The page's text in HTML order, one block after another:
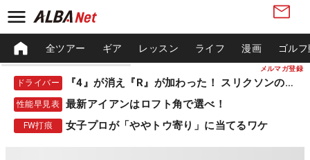
メルマガ登録
全ツアー ギア レッスン ライフ 漫画 ゴル
ドライバー 『4』が消え『R』が加わった！ スリクソンの新作
性能早見表 最新アイアンはロフト角で選べ！
FW打痕 女子プロが「ややトウ寄り」に当てるワケ